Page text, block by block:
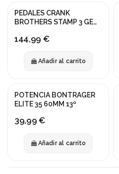
PEDALES CRANK
BROTHERS STAMP 3 GEN
144,99 €
Añadir al carrito
¡En oferta!
POTENCIA BONTRAGER
ELITE 35 60MM 13º
39,99 €
Añadir al carrito